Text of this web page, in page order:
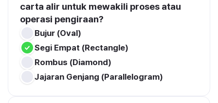
carta alir untuk mewakili proses atau
operasi pengiraan?
Bujur (Oval)
Segi Empat (Rectangle)
Rombus (Diamond)
Jajaran Genjang (Parallelogram)